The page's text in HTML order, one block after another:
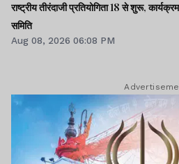
राष्ट्रीय तीरंदाजी प्रतियोगिता 18 से शुरू,
समिति
Aug 08, 2026 06:08 PM